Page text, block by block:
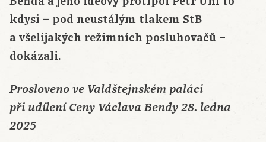
kdysi – pod neustálým tlakem StB
a všelijakých režimních posluhovačů –
dokázali.
Prosloveno ve Valdštejnském paláci
při udílení Ceny Václava Bendy 28. ledna
2025